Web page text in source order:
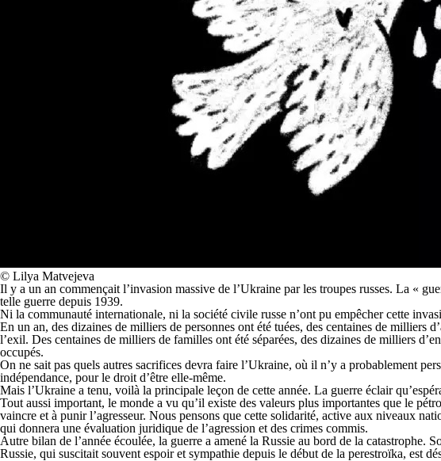
© Lilya Matvejeva
Il y a un an commençait l’invasion massive de l’Ukraine par les troupes russes. La «
telle guerre depuis 1939.
Ni la communauté internationale, ni la société civile russe n’ont pu empêcher cette
En un an, des dizaines de milliers de personnes ont été tuées, des centaines de milliers
l’exil. Des centaines de milliers de familles ont été séparées, des dizaines de milliers
occupés.
On ne sait pas quels autres sacrifices devra faire l’Ukraine, où il n’y a probablement
indépendance, pour le droit d’être elle-même.
Mais l’Ukraine a tenu, voilà la principale leçon de cette année. La guerre éclair
Tout aussi important, le monde a vu qu’il existe des valeurs plus importantes que le
vaincre et à punir l’agresseur. Nous pensons que cette solidarité, active aux niveaux
qui donnera une évaluation juridique de l’agression et des crimes commis.
Autre bilan de l’année écoulée, la guerre a amené la Russie au bord de la catastrophe.
Russie, qui suscitait souvent espoir et sympathie depuis le début de la perestroïka, est